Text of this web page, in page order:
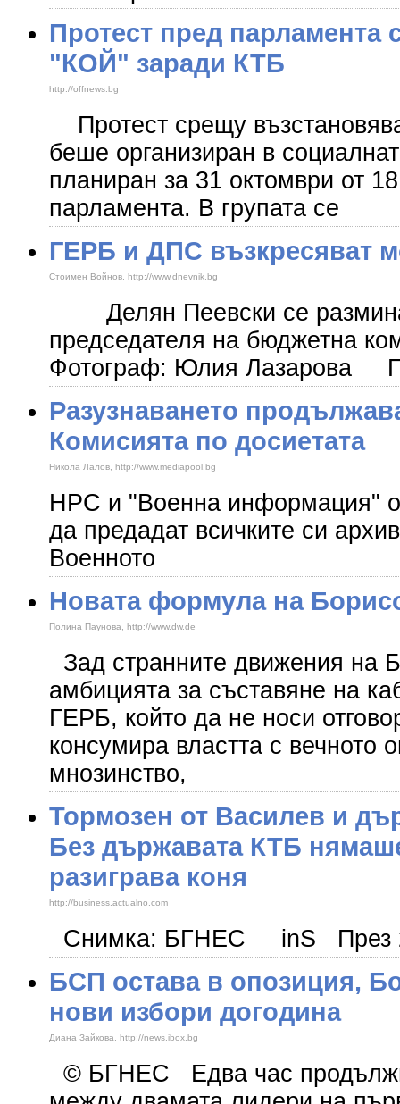
Протест пред парламента
"КОЙ" заради КТБ
http://offnews.bg
Протест срещу
беше организиран в
планиран за 31 октомври от
парламента. В групата се
ГЕРБ и ДПС възкресяват
Стоимен Войнов, http://www.dnevnik.bg
Делян Пеевски се
председателя на бюджетна
Фотограф: Юлия Лазарова
Разузнаването
Комисията по досиетата
Никола Лалов, http://www.mediapool.bg
НРС и "Военна информация"
да предадат всичките си
Военното
Новата формула на
Полина Паунова, http://www.dw.de
Зад странните движения на
амбицията за съставяне на
ГЕРБ, който да не носи
консумира властта с вечното
мнозинство,
Тормозен от Василев и
Без държавата КТБ
разиграва коня
http://business.actualno.com
Снимка: БГНЕС inS През
БСП остава в опозиция,
нови избори догодина
Диана Зайкова, http://news.ibox.bg
© БГНЕС Едва час